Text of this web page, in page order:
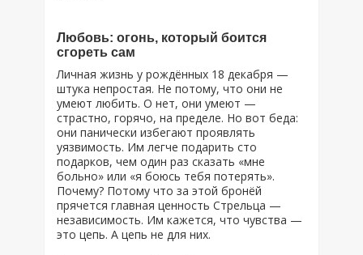
Любовь: огонь, который боится
сгореть сам
Личная жизнь у рождённых 18 декабря —
штука непростая. Не потому, что они не
умеют любить. О нет, они умеют —
страстно, горячо, на пределе. Но вот беда:
они панически избегают проявлять
уязвимость. Им легче подарить сто
подарков, чем один раз сказать «мне
больно» или «я боюсь тебя потерять».
Почему? Потому что за этой бронёй
прячется главная ценность Стрельца —
независимость. Им кажется, что чувства —
это цепь. А цепь не для них.